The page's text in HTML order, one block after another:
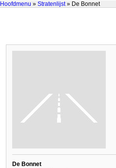
Hoofdmenu » Stratenlijst» De Bonnet
De Bonnet